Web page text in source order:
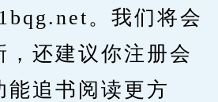
。我们将会
，还建议你注册会
能追书阅读更方